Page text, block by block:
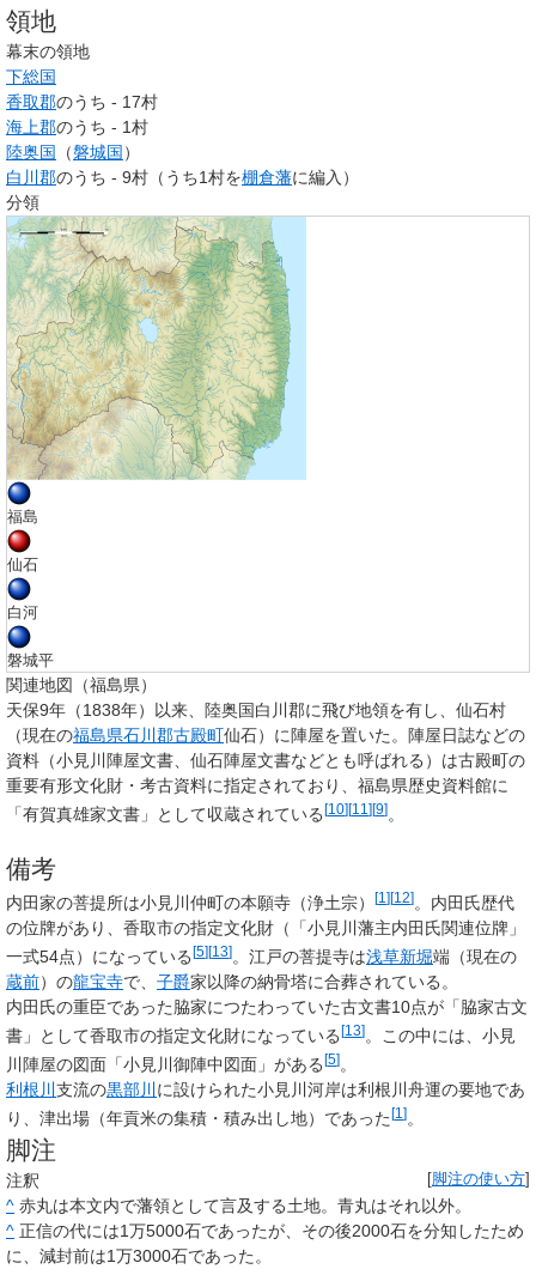
領地
幕末の領地
下総国
香取郡のうち - 17村
海上郡のうち - 1村
陸奥国
（磐城国 ）
白川郡のうち - 9村（うち1村を棚倉藩に編入）
分領
福島
仙石
白河
磐城平
関連地図（福島県）
天保9年（1838年）以来、陸奥国白川郡に飛び地領を有し、仙石村
（現在の福島県石川郡古殿町仙石）に陣屋を置いた。陣屋日誌などの
資料（小見川陣屋文書、仙石陣屋文書などとも呼ばれる）は古殿町の
重要有形文化財・考古資料に指定されており、福島県歴史資料館に
「有賀真雄家文書」として収蔵されている[10][11 ][9]。
備考
内田家の菩提所は小見川仲町の本願寺（浄土宗） [1 ][12]。内田氏歴代
の位牌があり、香取市の指定文化財（「小見川藩主内田氏関連位牌」
一式54点）になっている[5][13]。江戸の菩提寺は浅草新堀端（現在の
蔵前）の龍宝寺で、 子爵家以降の納骨塔に合葬されている。
内田氏の重臣であった脇家につたわっていた古文書10点が「脇家古文
書」として香取市の指定文化財になっている[13]。この中には、小見
川陣屋の図面「小見川御陣中図面」がある[5]。
利根川支流の黒部川に設けられた小見川河岸は利根川舟運の要地であ
り、津出場（年貢米の集積・積み出し地）であった[1 ]。
脚注
[脚注の使い方]
注釈
^ 赤丸は本文内で藩領として言及する土地。青丸はそれ以外。
^ 正信の代には1万5000石であったが、その後2000石を分知したため
に、減封前は1万3000石であった。